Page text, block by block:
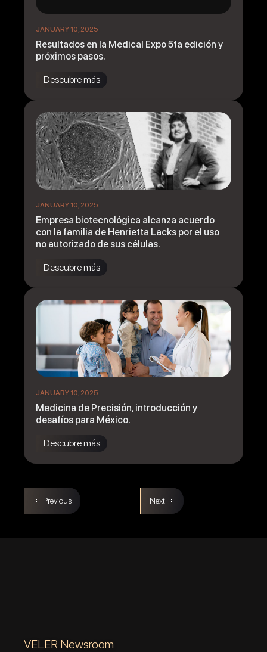
JANUARY 10, 2025
Resultados en la Medical Expo 5ta edición y
próximos pasos.
Descubre más
JANUARY 10, 2025
Empresa biotecnológica alcanza acuerdo
con la familia de Henrietta Lacks por el uso
no autorizado de sus células.
Descubre más
JANUARY 10, 2025
Medicina de Precisión, introducción y
desafíos para México.
Descubre más
Previous Next
VELER Newsroom